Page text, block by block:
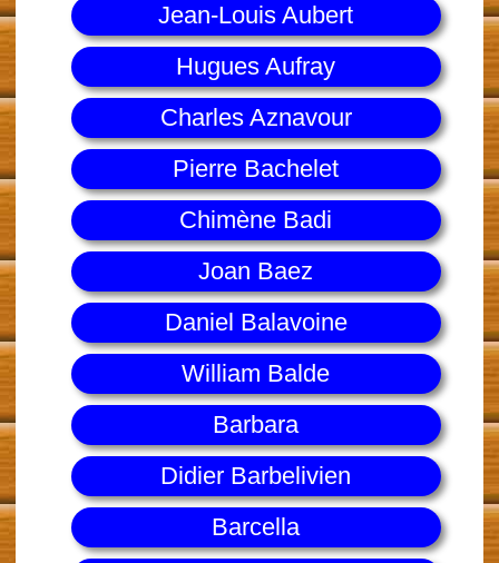
Jean-Louis Aubert
Hugues Aufray
Charles Aznavour
Pierre Bachelet
Chimène Badi
Joan Baez
Daniel Balavoine
William Balde
Barbara
Didier Barbelivien
Barcella